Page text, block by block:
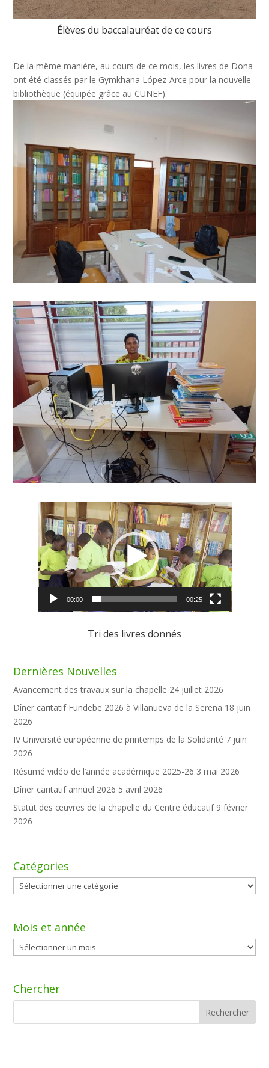
Dernières Nouvelles
Avancement des travaux sur la chapelle 24 juillet 2026
Dîner caritatif Fundebe 2026 à Villanueva de la Serena 18 juin
2026
IV Université européenne de printemps de la Solidarité 7 juin
2026
Résumé vidéo de l’année académique 2025-26 3 mai 2026
Dîner caritatif annuel 2026 5 avril 2026
Statut des œuvres de la chapelle du Centre éducatif 9 février
2026
Catégories
Catégories
Mois et année
Mois
et
Chercher
Élèves du baccalauréat de ce cours
De la même manière, au cours de ce mois, les livres de Dona
ont été classés par le Gymkhana López-Arce pour la nouvelle
bibliothèque (équipée grâce au CUNEF).
Lecteur
vidéo
00:00 00:25
Tri des livres donnés